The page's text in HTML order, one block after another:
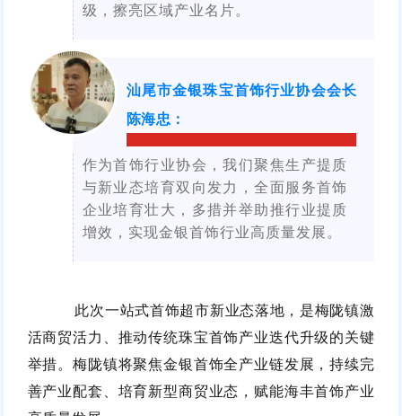
级，擦亮区域产业名片。
汕尾市金银珠宝首饰行业协会会长
陈海忠 ：
作为首饰行业协会，我们聚焦生产提质
与新业态培育双向发力，全面服务首饰
企业培育壮大，多措并举助推行业提质
增效，实现金银首饰行业高质量发展。
此次一站式首饰超市新业态落地，是梅陇镇激
活商贸活力、推动传统珠宝首饰产业迭代升级的关键
举措。梅陇镇将聚焦金银首饰全产业链发展，持续完
善产业配套、培育新型商贸业态，赋能海丰首饰产业